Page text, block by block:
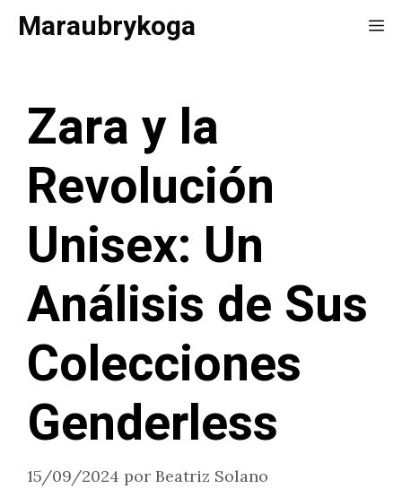
SaltarMaraubrykoga
Zara y la
Revolución
Unisex: Un
Análisis de Sus
Colecciones
Genderless
15/09/2024 por Beatriz Solano